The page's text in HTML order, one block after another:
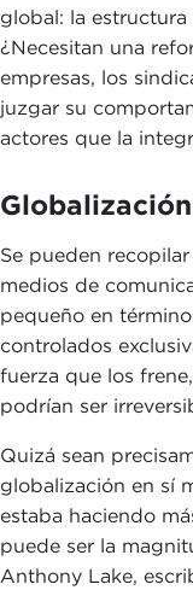
global: la estructura
¿Necesitan una
empresas, los
juzgar su
actores que la
Se pueden
medios de
pequeño en
controlados
fuerza que los
podrían ser
Quizá sean
globalización en sí
estaba haciendo
puede ser la
Anthony Lake,